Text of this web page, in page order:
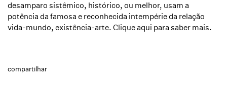
desamparo sistêmico, histórico, ou melhor, usam a
potência da famosa e reconhecida intempérie da relação
vida-mundo, existência-arte. Clique aqui para saber mais.
compartilhar